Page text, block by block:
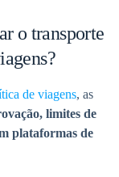
o transporte
de viagens, as
limites de
plataformas de